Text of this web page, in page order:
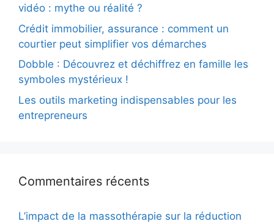
vidéo : mythe ou réalité ?
Crédit immobilier, assurance : comment un
courtier peut simplifier vos démarches
Dobble : Découvrez et déchiffrez en famille les
symboles mystérieux !
Les outils marketing indispensables pour les
entrepreneurs
Commentaires récents
L’impact de la massothérapie sur la réduction